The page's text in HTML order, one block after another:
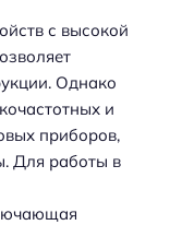
с высокой
Однако
и
приборов,
Для работы в